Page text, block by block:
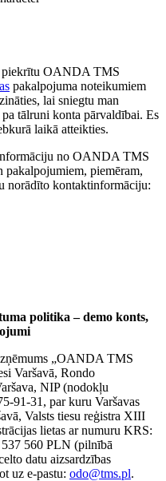
piekrītu OANDA TMS
pakalpojuma noteikumiem
lai sniegtu man
tālruni konta pārvaldībai. Es
laikā atteikties.
no OANDA TMS
piemēram,
norādīto kontaktinformāciju:
politika – demo konts,
„OANDA TMS
Varšavā, Rondo
NIP (nodokļu
91-31, par kuru Varšavas
Valsts tiesu reģistra XIII
lietas ar numuru KRS:
560 PLN (pilnībā
datu aizsardzības
uz e-pastu: odo@tms.pl.